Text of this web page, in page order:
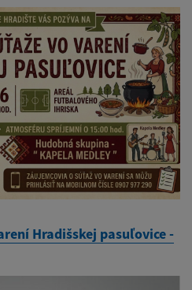
Hradišskej pasuľovice -